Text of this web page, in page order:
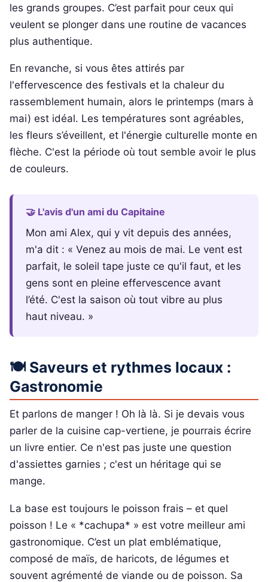
les grands groupes. C’est parfait pour ceux qui
veulent se plonger dans une routine de vacances
plus authentique.
En revanche, si vous êtes attirés par
l'effervescence des festivals et la chaleur du
rassemblement humain, alors le printemps (mars à
mai) est idéal. Les températures sont agréables,
les fleurs s’éveillent, et l'énergie culturelle monte en
flèche. C'est la période où tout semble avoir le plus
de couleurs.
🤝 L'avis d'un ami du Capitaine
Mon ami Alex, qui y vit depuis des années,
m'a dit : « Venez au mois de mai. Le vent est
parfait, le soleil tape juste ce qu'il faut, et les
gens sont en pleine effervescence avant
l’été. C'est la saison où tout vibre au plus
haut niveau. »
🍽️ Saveurs et rythmes locaux :
Gastronomie
Et parlons de manger ! Oh là là. Si je devais vous
parler de la cuisine cap-vertiene, je pourrais écrire
un livre entier. Ce n'est pas juste une question
d'assiettes garnies ; c'est un héritage qui se
mange.
La base est toujours le poisson frais – et quel
poisson ! Le « *cachupa* » est votre meilleur ami
gastronomique. C’est un plat emblématique,
composé de maïs, de haricots, de légumes et
souvent agrémenté de viande ou de poisson. Sa